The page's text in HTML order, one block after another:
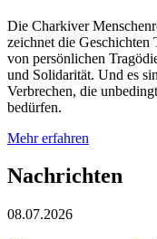
Die Charkiver
zeichnet die Geschichten
von persönlichen
und Solidarität. Und es
Verbrechen, die
bedürfen.
Mehr erfahren
Nachrichten
08.07.2026